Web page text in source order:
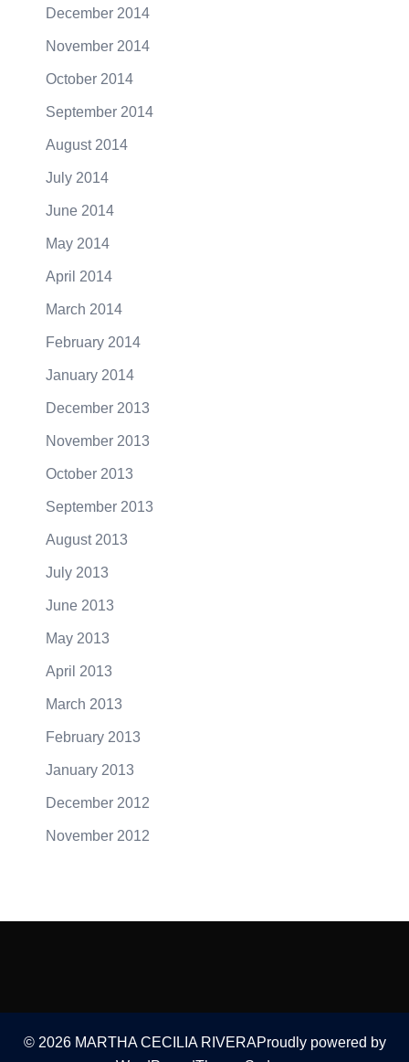
December 2014
November 2014
October 2014
September 2014
August 2014
July 2014
June 2014
May 2014
April 2014
March 2014
February 2014
January 2014
December 2013
November 2013
October 2013
September 2013
August 2013
July 2013
June 2013
May 2013
April 2013
March 2013
February 2013
January 2013
December 2012
November 2012
© 2026 MARTHA CECILIA RIVERAProudly powered by